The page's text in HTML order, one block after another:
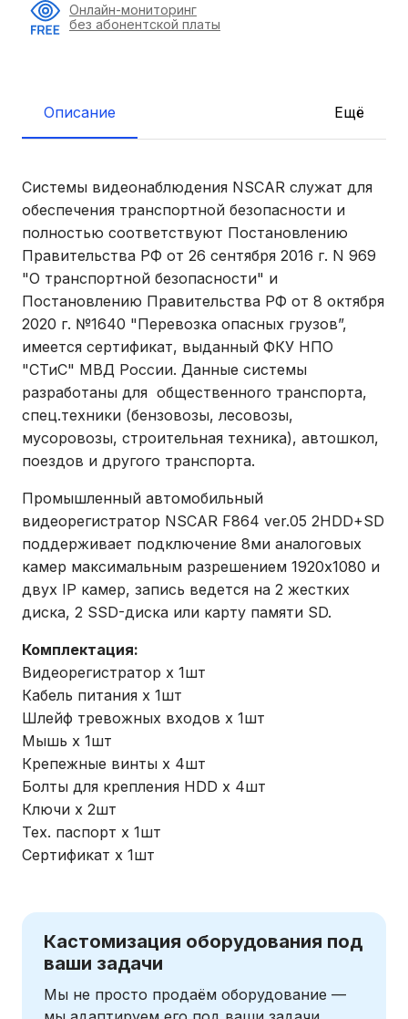
Описание Ещё
Системы видеонаблюдения NSCAR служат для
обеспечения транспортной безопасности и
полностью соответствуют Постановлению
Правительства РФ от 26 сентября 2016 г. N 969
"О транспортной безопасности" и
Постановлению Правительства РФ от 8 октября
2020 г. №1640 "Перевозка опасных грузов”,
имеется сертификат, выданный ФКУ НПО
"СТиС" МВД России. Данные системы
разработаны для общественного транспорта,
спец.техники (бензовозы, лесовозы,
мусоровозы, строительная техника), автошкол,
поездов и другого транспорта.
Промышленный автомобильный
видеорегистратор NSCAR F864 ver.05 2HDD+SD
поддерживает подключение 8ми аналоговых
камер максимальным разрешением 1920х1080 и
двух IP камер, запись ведется на 2 жестких
диска, 2 SSD-диска или карту памяти SD.
Комплектация:
Видеорегистратор х 1шт
Кабель питания х 1шт
Шлейф тревожных входов х 1шт
Мышь х 1шт
Крепежные винты х 4шт
Болты для крепления HDD х 4шт
Ключи х 2шт
Тех. паспорт х 1шт
Сертификат х 1шт
Кастомизация оборудования под
ваши задачи
Мы не просто продаём оборудование —
Онлайн-мониторинг
без абонентской платы